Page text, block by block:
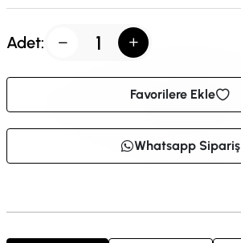
Adet:
Favorilere Ekle
Whatsapp Sipariş